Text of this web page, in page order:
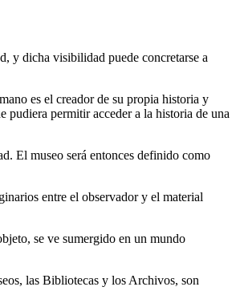
y dicha visibilidad puede concretarse a
es el creador de su propia historia y
pudiera permitir acceder a la historia de una
El museo será entonces definido como
entre el observador y el material
se ve sumergido en un mundo
las Bibliotecas y los Archivos, son